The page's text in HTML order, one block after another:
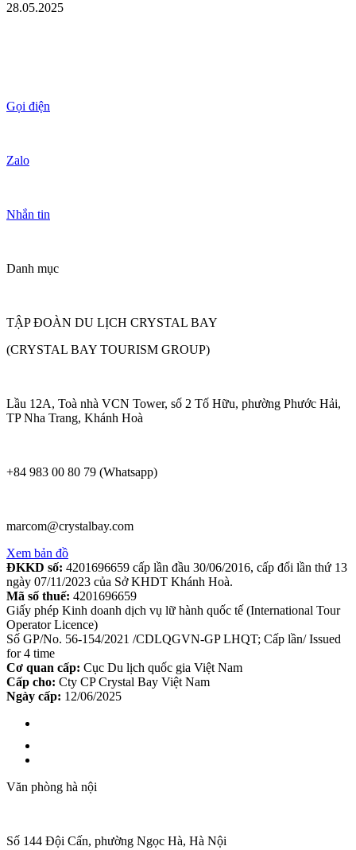
28.05.2025
Gọi điện
Zalo
Nhắn tin
Danh mục
TẬP ĐOÀN DU LỊCH CRYSTAL BAY
(CRYSTAL BAY TOURISM GROUP)
Lầu 12A, Toà nhà VCN Tower, số 2 Tố Hữu, phường Phước Hải,
TP Nha Trang, Khánh Hoà
+84 983 00 80 79 (Whatsapp)
marcom@crystalbay.com
Xem bản đồ
ĐKKD số: 4201696659 cấp lần đầu 30/06/2016, cấp đổi lần thứ 13
ngày 07/11/2023 của Sở KHDT Khánh Hoà.
Mã số thuế: 4201696659
Giấy phép Kinh doanh dịch vụ lữ hành quốc tế (International Tour
Operator Licence)
Số GP/No. 56-154/2021 /CDLQGVN-GP LHQT; Cấp lần/ Issued
for 4 time
Cơ quan cấp: Cục Du lịch quốc gia Việt Nam
Cấp cho: Cty CP Crystal Bay Việt Nam
Ngày cấp: 12/06/2025
Văn phòng hà nội
Số 144 Đội Cấn, phường Ngọc Hà, Hà Nội